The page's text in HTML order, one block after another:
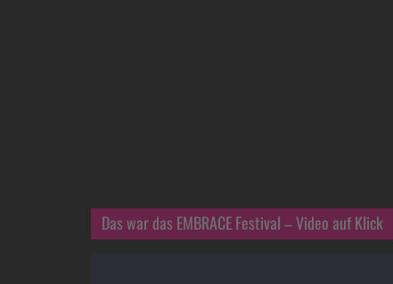
Das war das EMBRACE Festival – Video auf Klick